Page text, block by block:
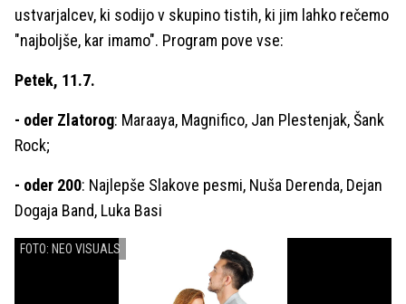
ustvarjalcev, ki sodijo v skupino tistih, ki jim lahko rečemo
"najboljše, kar imamo". Program pove vse:
Petek, 11.7.
- oder Zlatorog: Maraaya, Magnifico, Jan Plestenjak, Šank
Rock;
- oder 200: Najlepše Slakove pesmi, Nuša Derenda, Dejan
Dogaja Band, Luka Basi
FOTO: NEO VISUALS